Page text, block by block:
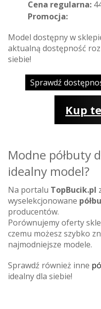
Cena regularna:
Promocja:
Model dostępny w
aktualną dostępność
siebie!
Sprawdź
Kup
Modne półbuty
idealny model?
Na portalu TopBucik.pl
wyselekcjonowane
producentów.
Porównujemy oferty
czemu możesz szybko
najmodniejsze modele.
Sprawdź również inne
idealny dla siebie!